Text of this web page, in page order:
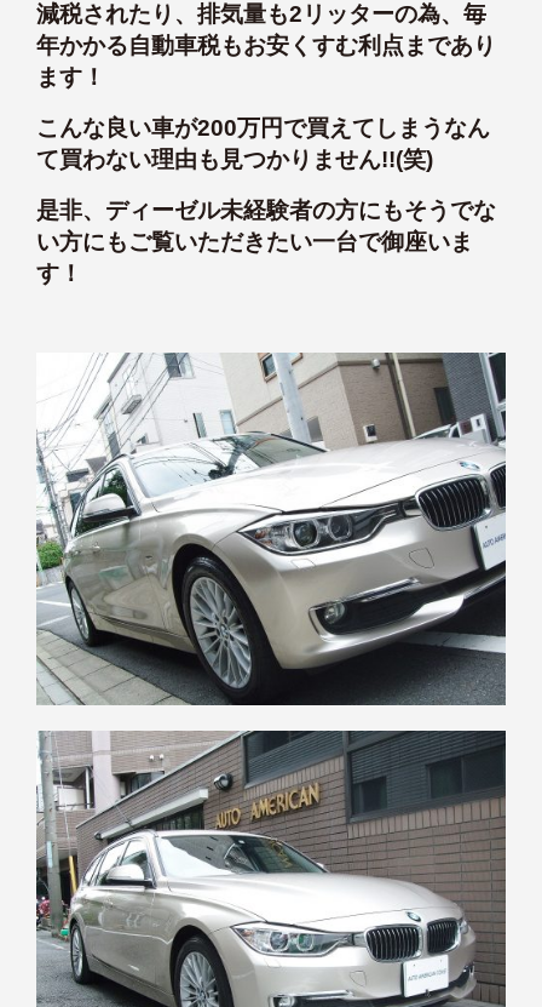
減税されたり、排気量も2リッターの為、毎
年かかる自動車税もお安くすむ利点まであり
ます！
こんな良い車が200万円で買えてしまうなん
て買わない理由も見つかりません!!(笑)
是非、ディーゼル未経験者の方にもそうでな
い方にもご覧いただきたい一台で御座いま
す！